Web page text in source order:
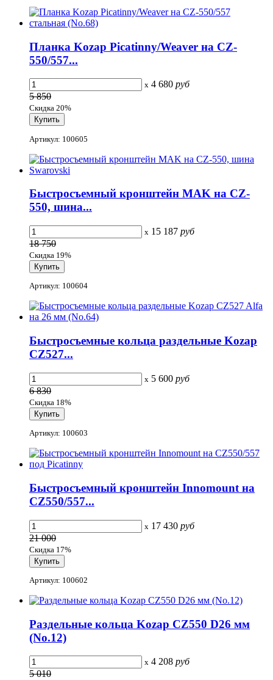
Планка Kozap Picatinny/Weaver на CZ-
550/557...
x 4 680 руб
5 850
Скидка 20%
Артикул: 100605
Быстросъемный кронштейн MAK на CZ-
550, шина...
x 15 187 руб
18 750
Скидка 19%
Артикул: 100604
Быстросъемные кольца раздельные Kozap
CZ527...
x 5 600 руб
6 830
Скидка 18%
Артикул: 100603
Быстросъемный кронштейн Innomount на
CZ550/557...
x 17 430 руб
21 000
Скидка 17%
Артикул: 100602
Раздельные кольца Kozap CZ550 D26 мм
(No.12)
x 4 208 руб
5 010